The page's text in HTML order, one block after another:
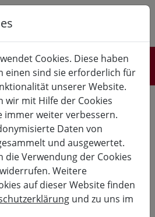
B
UNSER LEITBILD
GESCHICHTE
SCHRIFTEN
ist eine Bildungsstätte der
gesellschaftspolitischen
Geschichte und prägender
umgebaut und
in ihrer Ausrichtung und ihrem
lebenslangem und ganzheitlichem
Erwachsenenbildung im
sich dieser verbunden.
Cookies. Diese haben
einen sind sie erforderlich für
unserer Website.
wir mit Hilfe der Cookies
immer weiter verbessern.
Daten von
und ausgewertet.
die Verwendung der Cookies
Weitere
auf dieser Website finden
und zu uns im